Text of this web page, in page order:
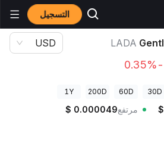
التسجيل
LADA
-0.35%
USD
30D
60D
200D
1Y
$ مرتفع $ 0.000049